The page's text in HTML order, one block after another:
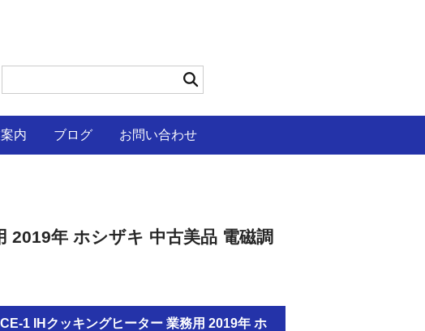
内 ブログ お問い合わせ
2019年 ホシザキ 中古美品 電磁調
1 IHクッキングヒーター 業務用 2019年 ホ